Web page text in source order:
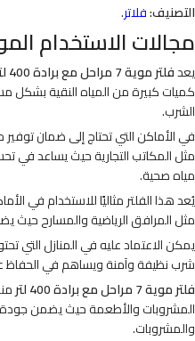
التصنيف:فلاتر.
مجالات الاستخدام
يعدفلتر موية 7 مراحل مع برادة 400 لتر
كميات كبيرة من المياه النقية
الشرب.
في الأماكن التي تحتاج إلى ضمان
مثل المكاتب التجارية حيث يساعد في
مياه صحية.
يُعد هذا الفلتر مثاليًا للاستخدام في
مثل المرافق الرياضية والمسارح حيث
يمكن الاعتماد عليه في المنازل التي
شرب نظيفة وآمنة ويساهم في
فلتر موية 7 مراحل مع برادة 400 لتر
المشروبات والأطعمة حيث يضمن
والمشروبات.